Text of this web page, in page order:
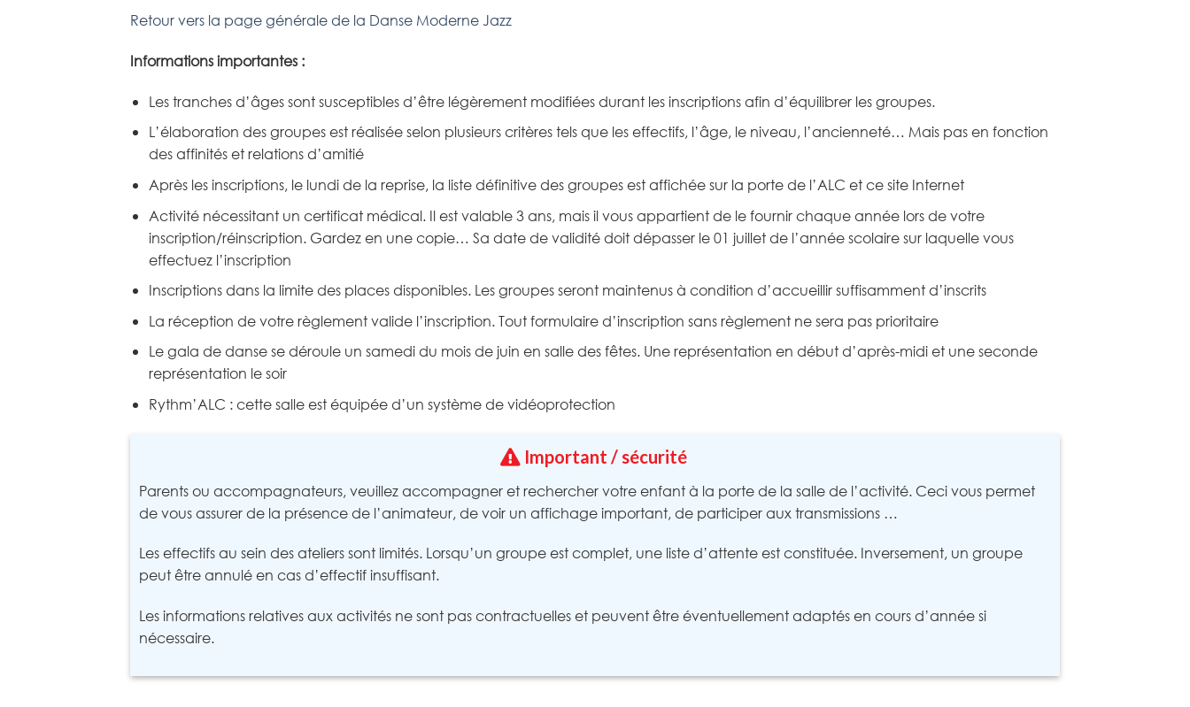
Retour vers la page générale de la Danse Moderne Jazz
Informations importantes :
Les tranches d’âges sont susceptibles d’être légèrement modifiées durant les inscriptions afin d’équilibrer les groupes.
L’élaboration des groupes est réalisée selon plusieurs critères tels que les effectifs, l’âge, le niveau, l’ancienneté… Mais pas en fonction
des affinités et relations d’amitié
Après les inscriptions, le lundi de la reprise, la liste définitive des groupes est affichée sur la porte de l’ALC et ce site Internet
Activité nécessitant un certificat médical. Il est valable 3 ans, mais il vous appartient de le fournir chaque année lors de votre
inscription/réinscription. Gardez en une copie… Sa date de validité doit dépasser le 01 juillet de l’année scolaire sur laquelle vous
effectuez l’inscription
Inscriptions dans la limite des places disponibles. Les groupes seront maintenus à condition d’accueillir suffisamment d’inscrits
La réception de votre règlement valide l’inscription. Tout formulaire d’inscription sans règlement ne sera pas prioritaire
Le gala de danse se déroule un samedi du mois de juin en salle des fêtes. Une représentation en début d’après-midi et une seconde
représentation le soir
Rythm’ALC : cette salle est équipée d’un système de vidéoprotection
Important / sécurité
Parents ou accompagnateurs, veuillez accompagner et rechercher votre enfant à la porte de la salle de l’activité. Ceci vous permet
de vous assurer de la présence de l’animateur, de voir un affichage important, de participer aux transmissions …
Les effectifs au sein des ateliers sont limités. Lorsqu’un groupe est complet, une liste d’attente est constituée. Inversement, un groupe
peut être annulé en cas d’effectif insuffisant.
Les informations relatives aux activités ne sont pas contractuelles et peuvent être éventuellement adaptés en cours d’année si
nécessaire.